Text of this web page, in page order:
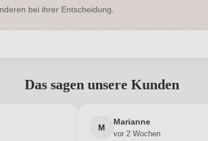
Weinart
bei ihrer Entscheidung.
Das sagen unsere Kunden
M
Marianne
vor 2 Wochen